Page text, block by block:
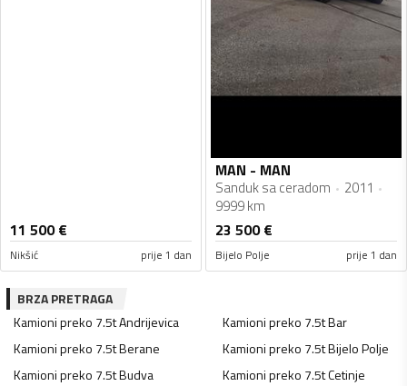
11 500€
Nikšić prije 1 dan
MAN - MAN
Sanduk sa ceradom
2011
9999 km
23 500€
Bijelo Polje prije 1 dan
BRZA PRETRAGA
Kamioni preko 7.5tAndrijevica Kamioni preko 7.5tBar
Kamioni preko 7.5tBerane Kamioni preko 7.5tBijelo Polje
Kamioni preko 7.5tBudva Kamioni preko 7.5tCetinje